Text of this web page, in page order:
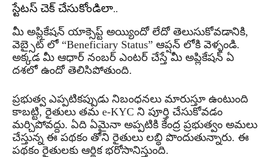
స్టేటస్ చెక్ చేసుకోండిలా..
మీ అప్లికేషన్ యాక్సెప్ట్ అయ్యిందో లేదో తెలుసుకోవడానికి,
వెబ్సైట్ లో “Beneficiary Status” ఆప్షన్ లోకి వెళ్ళండి.
అక్కడ మీ ఆధార్ నంబర్ ఎంటర్ చేస్తే మీ అప్లికేషన్ ఏ
దశలో ఉందో తెలిసిపోతుంది.
ప్రభుత్వ ఎప్పటికప్పుడు నిబంధనలు మారుస్తూ ఉంటుంది
కాబట్టి, రైతులు తమ e-KYC ని పూర్తి చేసుకోవడం
మర్చిపోవద్దు. ఏది ఏమైనా అప్పటికి కేంద్ర ప్రభుత్వం అమలు
చేస్తున్న ఈ పథకం తోని రైతులు లబ్ధి పొందుతున్నారు. ఈ
పథకం రైతులకు ఆర్థిక భరోసానిస్తుంది.